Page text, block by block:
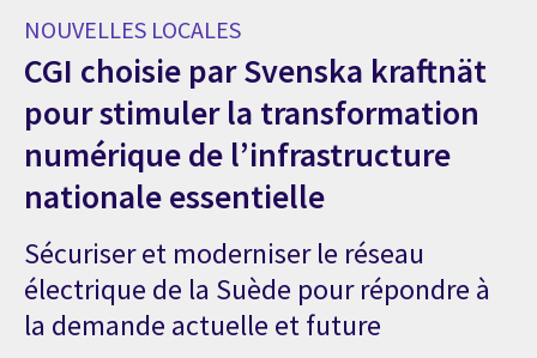
NOUVELLES LOCALES
CGI choisie par Svenska kraftnät
pour stimuler la transformation
numérique de l’infrastructure
nationale essentielle
Sécuriser et moderniser le réseau
électrique de la Suède pour répondre à
la demande actuelle et future